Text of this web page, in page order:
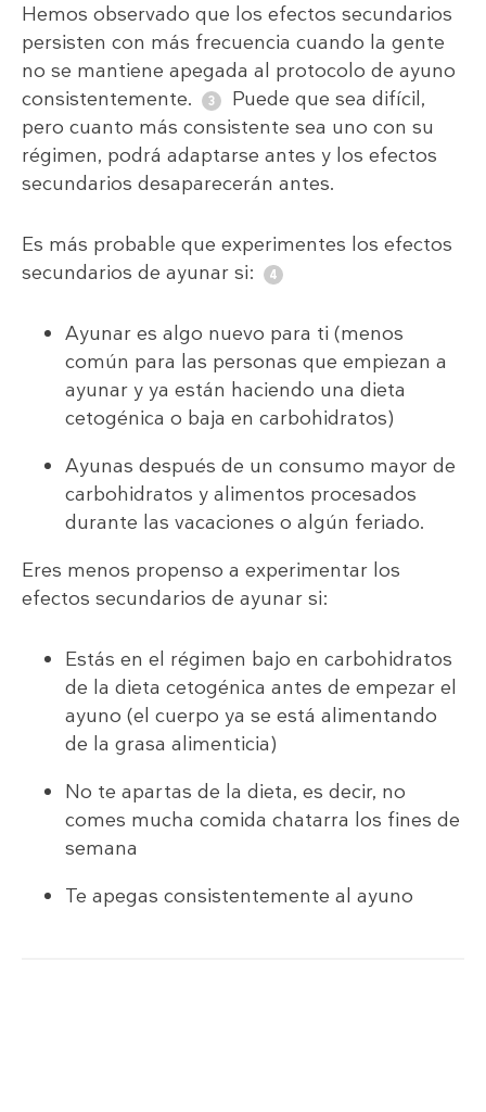
Hemos observado que los efectos secundarios
persisten con más frecuencia cuando la gente
no se mantiene apegada al protocolo de ayuno
consistentemente.
Puede que sea difícil,
pero cuanto más consistente sea uno con su
régimen, podrá adaptarse antes y los efectos
secundarios desaparecerán antes.
Es más probable que experimentes los efectos
secundarios de ayunar si:
Ayunar es algo nuevo para ti (menos
común para las personas que empiezan a
ayunar y ya están haciendo una dieta
cetogénica o baja en carbohidratos)
Ayunas después de un consumo mayor de
carbohidratos y alimentos procesados
durante las vacaciones o algún feriado.
Eres menos propenso a experimentar los
efectos secundarios de ayunar si:
Estás en el régimen bajo en carbohidratos
de la dieta cetogénica antes de empezar el
ayuno (el cuerpo ya se está alimentando
de la grasa alimenticia)
No te apartas de la dieta, es decir, no
comes mucha comida chatarra los fines de
semana
Te apegas consistentemente al ayuno